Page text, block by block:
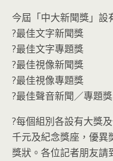
今屆「中大新聞獎」設
?最佳文字新聞獎
?最佳文字專題獎
?最佳視像新聞獎
?最佳視像專題獎
?最佳聲音新聞／專題獎
?每個組別各設有大獎
千元及紀念獎座，優異
獎狀。各位記者朋友請